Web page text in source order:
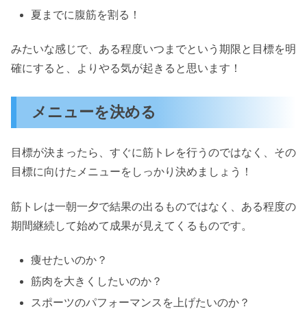
夏までに腹筋を割る！
みたいな感じで、ある程度いつまでという期限と目標を明
確にすると、よりやる気が起きると思います！
メニューを決める
目標が決まったら、すぐに筋トレを行うのではなく、その
目標に向けたメニューをしっかり決めましょう！
筋トレは一朝一夕で結果の出るものではなく、ある程度の
期間継続して始めて成果が見えてくるものです。
痩せたいのか？
筋肉を大きくしたいのか？
スポーツのパフォーマンスを上げたいのか？